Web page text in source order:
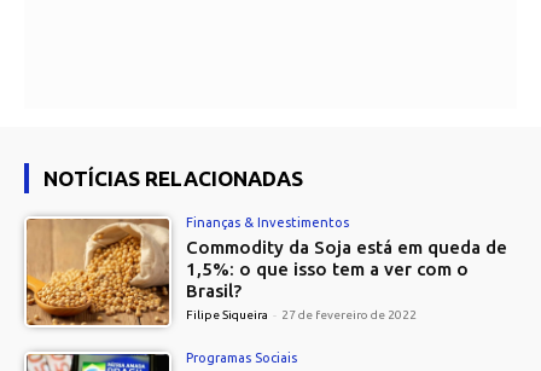
NOTÍCIAS RELACIONADAS
Finanças & Investimentos
Commodity da Soja está em queda de
1,5%: o que isso tem a ver com o
Brasil?
Filipe Siqueira - 27 de fevereiro de 2022
Programas Sociais